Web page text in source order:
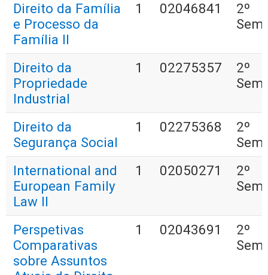
Direito da Família
e Processo da
Família II
1 02046841
2º
Direito da
Propriedade
Industrial
1 02275357
2º
Direito da
Segurança Social
1 02275368
2º
International and
European Family
Law II
1 02050271
2º
Perspetivas
Comparativas
sobre Assuntos
1 02043691
2º